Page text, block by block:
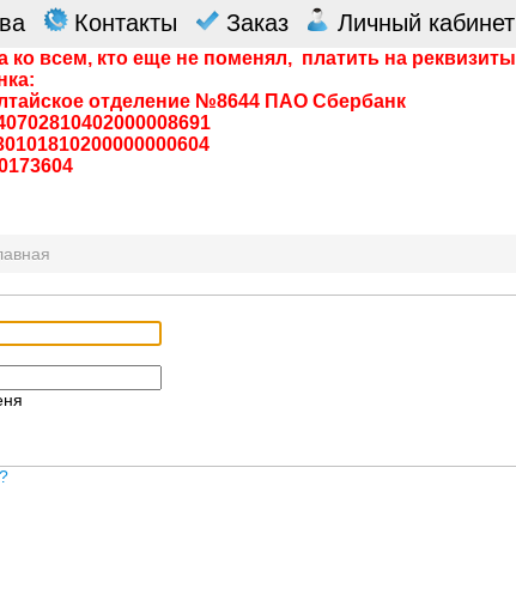
Контакты Заказ Личный кабинет
ко всем, кто еще не поменял, платить на реквизиты
отделение №8644 ПАО Сбербанк